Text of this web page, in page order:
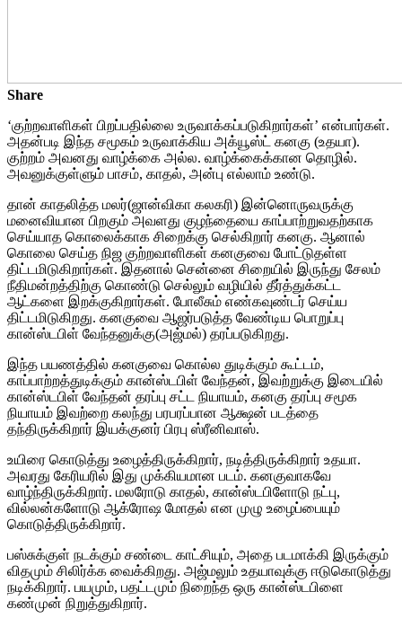
Share
‘குற்றவாளிகள் பிறப்பதில்லை உருவாக்கப்படுகிறார்கள்’ என்பார்கள்.
அதன்படி இந்த சமூகம் உருவாக்கிய அக்யூஸ்ட் கனகு (உதயா).
குற்றம் அவனது வாழ்க்கை அல்ல. வாழ்க்கைக்கான தொழில்.
அவனுக்குள்ளும் பாசம், காதல், அன்பு எல்லாம் உண்டு.
தான் காதலித்த மலர்(ஜான்விகா கலகரி) இன்னொருவருக்கு
மனைவியான பிறகும் அவளது குழந்தையை காப்பாற்றுவதற்காக
செய்யாத கொலைக்காக சிறைக்கு செல்கிறார் கனகு. ஆனால்
கொலை செய்த நிஜ குற்றவாளிகள் கனகுவை போட்டுதள்ள
திட்டமிடுகிறார்கள். இதனால் சென்னை சிறையில் இருந்து சேலம்
நீதிமன்றத்திற்கு கொண்டு செல்லும் வழியில் தீர்த்துக்கட்ட
ஆட்களை இறக்குகிறார்கள். போலீசும் எண்கவுண்டர் செய்ய
திட்டமிடுகிறது. கனகுவை ஆஜர்படுத்த வேண்டிய பொறுப்பு
கான்ஸ்டபிள் வேந்தனுக்கு(அஜ்மல்) தரப்படுகிறது.
இந்த பயணத்தில் கனகுவை கொல்ல துடிக்கும் கூட்டம்,
காப்பாற்றத்துடிக்கும் கான்ஸ்டபிள் வேந்தன், இவற்றுக்கு இடையில்
கான்ஸ்டபிள் வேந்தன் தரப்பு சட்ட நியாயம், கனகு தரப்பு சமூக
நியாயம் இவற்றை கலந்து பரபரப்பான ஆக்ஷன் படத்தை
தந்திருக்கிறார் இயக்குனர் பிரபு ஸ்ரீனிவாஸ்.
உயிரை கொடுத்து உழைத்திருக்கிறார், நடித்திருக்கிறார் உதயா.
அவரது கேரியரில் இது முக்கியமான படம். கனகுவாகவே
வாழ்ந்திருக்கிறார். மலரோடு காதல், கான்ஸ்டபிளோடு நட்பு,
வில்லன்களோடு ஆக்ரோஷ மோதல் என முழு உழைப்பையும்
கொடுத்திருக்கிறார்.
பஸ்சுக்குள் நடக்கும் சண்டை காட்சியும், அதை படமாக்கி இருக்கும்
விதமும் சிலிர்க்க வைக்கிறது. அஜ்மலும் உதயாவுக்கு ஈடுகொடுத்து
நடிக்கிறார். பயமும், பதட்டமும் நிறைந்த ஒரு கான்ஸ்டபிளை
கண்முன் நிறுத்துகிறார்.